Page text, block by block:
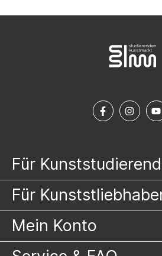
Für
Für
Mein Konto